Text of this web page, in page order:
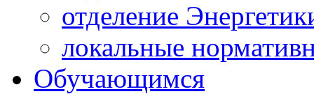
отделение
локальные
Обучающимся